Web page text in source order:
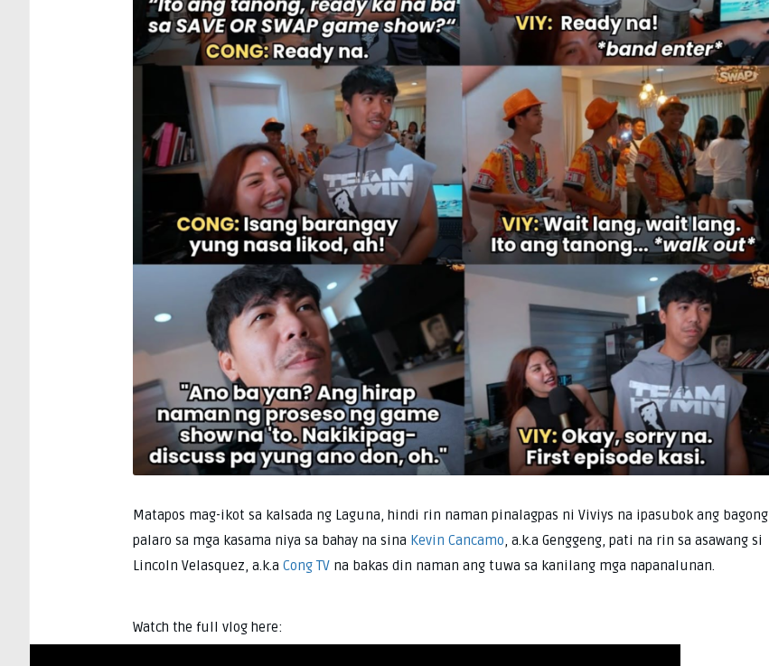
Matapos mag-ikot sa kalsada ng Laguna, hindi rin naman pinalagpas ni Viviys na ipasubok ang bagong
palaro sa mga kasama niya sa bahay na sina Kevin Cancamo, a.k.a Genggeng, pati na rin sa asawang si
Lincoln Velasquez, a.k.a Cong TV na bakas din naman ang tuwa sa kanilang mga napanalunan.
Watch the full vlog here: